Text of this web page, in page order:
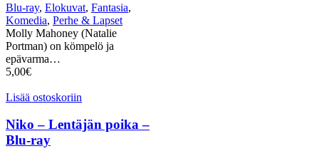
Blu-ray, Elokuvat, Fantasia,
Komedia, Perhe & Lapset
Molly Mahoney (Natalie
Portman) on kömpelö ja
epävarma…
5,00€
Lisää ostoskoriin
Niko – Lentäjän poika –
Blu-ray